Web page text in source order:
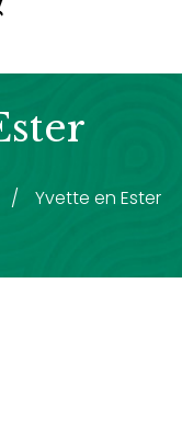
/ Yvette en Ester